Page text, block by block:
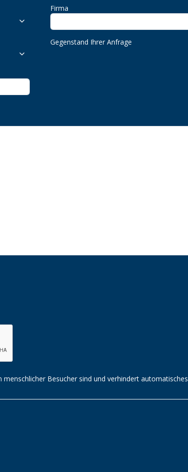
Firma
Gegenstand Ihrer Anfrage
Besucher sind und verhindert automatisches